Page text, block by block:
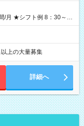
30～
上の大量募集
詳細へ